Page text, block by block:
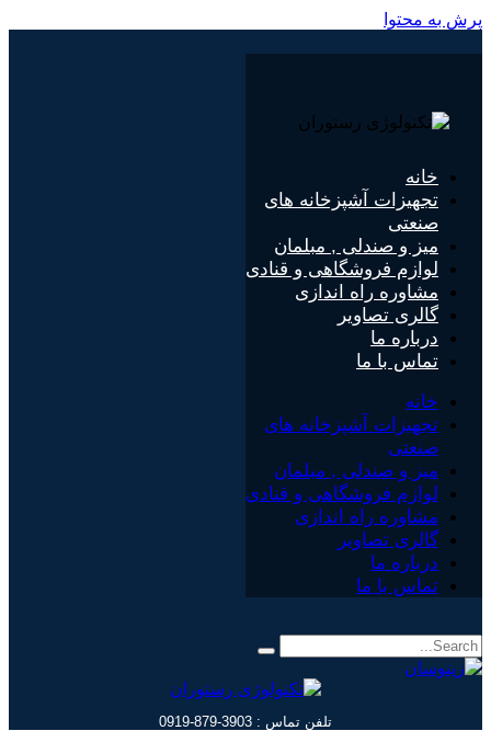
پرش به محتوا
خانه
تجهیزات آشپزخانه های
صنعتی
میز و صندلی , مبلمان
لوازم فروشگاهی و قنادی
مشاوره راه اندازی
گالری تصاویر
درباره ما
تماس با ما
خانه
تجهیزات آشپزخانه های
صنعتی
میز و صندلی , مبلمان
لوازم فروشگاهی و قنادی
مشاوره راه اندازی
گالری تصاویر
درباره ما
تماس با ما
تلفن تماس : 3903-879-0919